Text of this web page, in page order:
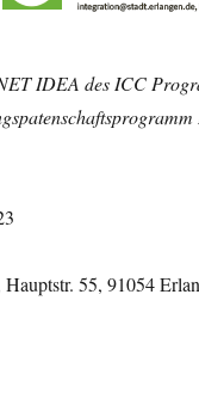
IDEA des ICC
55, 91054